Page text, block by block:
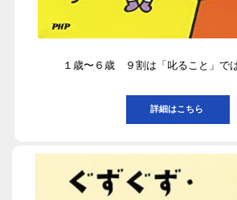
１歳〜６歳 ９割は「叱ること」で
詳細はこちら